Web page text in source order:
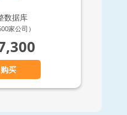
数据库
家公司）
购买